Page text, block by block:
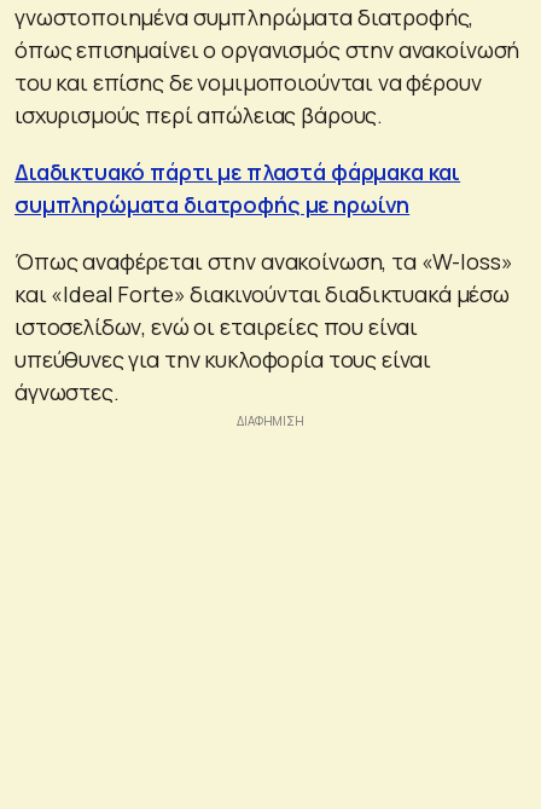
γνωστοποιημένα συμπληρώματα διατροφής,
όπως επισημαίνει ο οργανισμός στην ανακοίνωσή
του και επίσης δε νομιμοποιούνται να φέρουν
ισχυρισμούς περί απώλειας βάρους.
Διαδικτυακό πάρτι με πλαστά φάρμακα και
συμπληρώματα διατροφής με ηρωίνη
Όπως αναφέρεται στην ανακοίνωση, τα «W-loss»
και «Ideal Forte» διακινούνται διαδικτυακά μέσω
ιστοσελίδων, ενώ οι εταιρείες που είναι
υπεύθυνες για την κυκλοφορία τους είναι
άγνωστες.